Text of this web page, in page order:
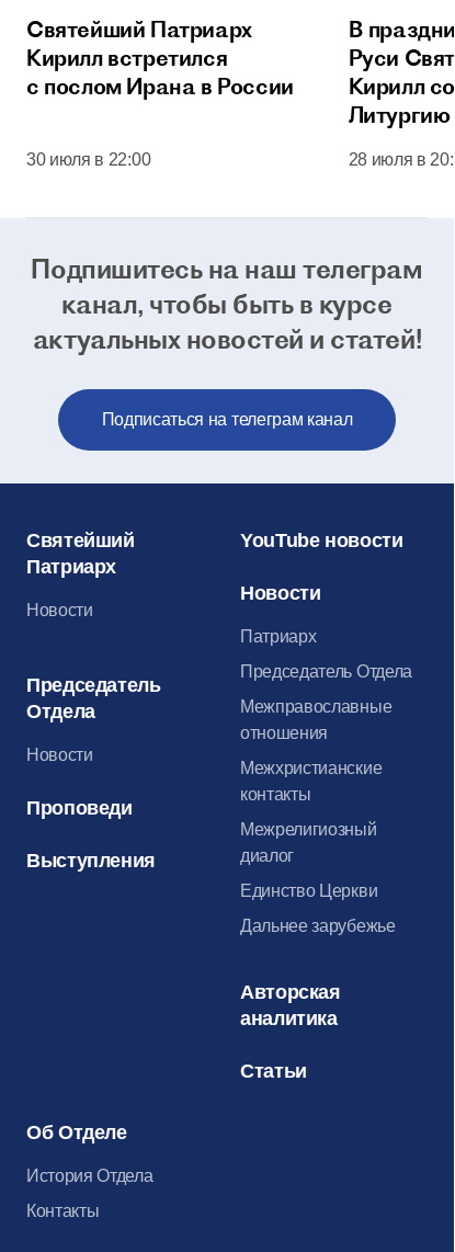
Святейший Патриарх
Кирилл встретился
с послом Ирана в России
30 июля в 22:00
В
Руси
Кирилл
Кремля
28 июля в
Подпишитесь на наш телеграм
канал, чтобы быть в курсе
актуальных новостей и статей!
Подписаться на телеграм канал
Святейший
Патриарх
Новости
Председатель
Отдела
Новости
Проповеди
Выступления
YouTube новости
Новости
Патриарх
Председатель Отдела
Межправославные
отношения
Межхристианские
контакты
Межрелигиозный
диалог
Единство Церкви
Дальнее зарубежье
Авторская
аналитика
Статьи
Об Отделе
История Отдела
Контакты